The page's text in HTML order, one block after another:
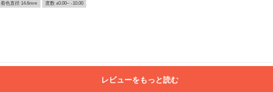
着色直径 14.6mm 度数 ±0.00~ -10.00
レビューをもっと読む